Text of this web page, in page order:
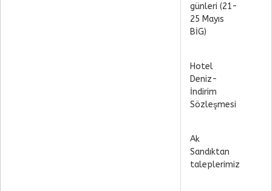
günleri (21-
25 Mayıs
BİG)
Hotel
Deniz-
İndirim
Sözleşmesi
Ak
Sandıktan
taleplerimiz